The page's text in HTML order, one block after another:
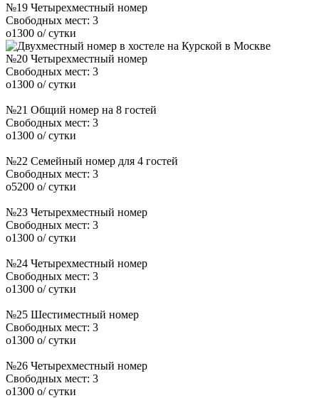
№19 Четырехместный номер
Свободных мест: 3
o1300 o/ сутки
№20 Четырехместный номер
Свободных мест: 3
o1300 o/ сутки
№21 Общий номер на 8 гостей
Свободных мест: 3
o1300 o/ сутки
№22 Семейный номер для 4 гостей
Свободных мест: 3
o5200 o/ сутки
№23 Четырехместный номер
Свободных мест: 3
o1300 o/ сутки
№24 Четырехместный номер
Свободных мест: 3
o1300 o/ сутки
№25 Шестиместный номер
Свободных мест: 3
o1300 o/ сутки
№26 Четырехместный номер
Свободных мест: 3
o1300 o/ сутки